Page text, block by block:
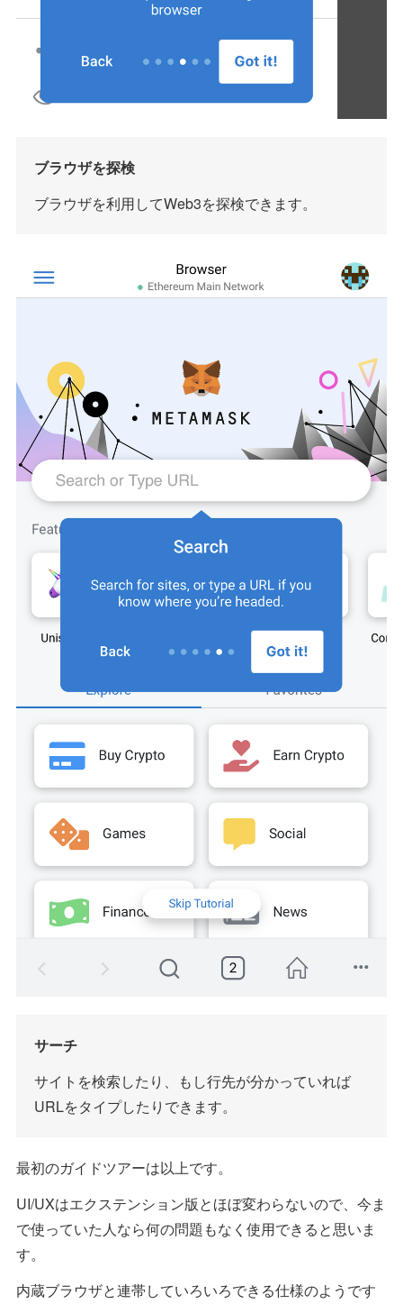
ブラウザを探検
ブラウザを利用してWeb3を探検できます。
サーチ
サイトを検索したり、もし行先が分かっていれば
URLをタイプしたりできます。
最初のガイドツアーは以上です。
UI/UXはエクステンション版とほぼ変わらないので、今ま
で使っていた人なら何の問題もなく使用できると思いま
す。
内蔵ブラウザと連帯していろいろできる仕様のようです